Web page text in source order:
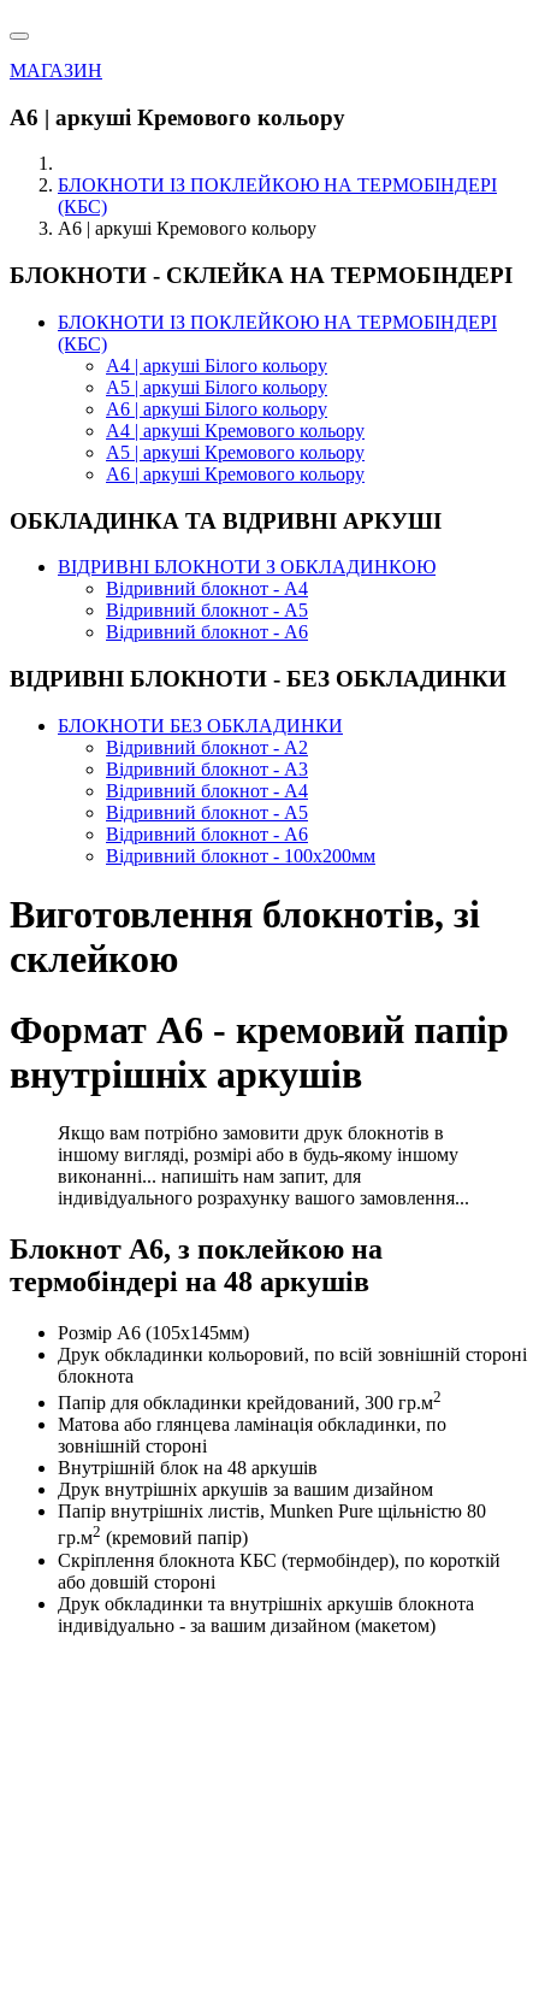
МАГАЗИН
А6 | аркуші Кремового кольору
БЛОКНОТИ ІЗ ПОКЛЕЙКОЮ НА ТЕРМОБІНДЕРІ
(КБС)
А6 | аркуші Кремового кольору
БЛОКНОТИ - СКЛЕЙКА НА ТЕРМОБІНДЕРІ
БЛОКНОТИ ІЗ ПОКЛЕЙКОЮ НА ТЕРМОБІНДЕРІ
(КБС)
А4 | аркуші Білого кольору
А5 | аркуші Білого кольору
А6 | аркуші Білого кольору
А4 | аркуші Кремового кольору
А5 | аркуші Кремового кольору
А6 | аркуші Кремового кольору
ОБКЛАДИНКА ТА ВІДРИВНІ АРКУШІ
ВІДРИВНІ БЛОКНОТИ З ОБКЛАДИНКОЮ
Відривний блокнот - А4
Відривний блокнот - А5
Відривний блокнот - А6
ВІДРИВНІ БЛОКНОТИ - БЕЗ ОБКЛАДИНКИ
БЛОКНОТИ БЕЗ ОБКЛАДИНКИ
Відривний блокнот - А2
Відривний блокнот - А3
Відривний блокнот - А4
Відривний блокнот - А5
Відривний блокнот - А6
Відривний блокнот - 100х200мм
Виготовлення блокнотів, зі
склейкою
Формат А6 - кремовий папір
внутрішніх аркушів
Якщо вам потрібно замовити друк блокнотів в
іншому вигляді, розмірі або в будь-якому іншому
виконанні... напишіть нам запит, для
індивідуального розрахунку вашого замовлення...
Блокнот А6, з поклейкою на
термобіндері на 48 аркушів
Розмір А6 (105х145мм)
Друк обкладинки кольоровий, по всій зовнішній стороні
блокнота
Папір для обкладинки крейдований, 300 гр.м2
Матова або глянцева ламінація обкладинки, по
зовнішній стороні
Внутрішній блок на 48 аркушів
Друк внутрішніх аркушів за вашим дизайном
Папір внутрішніх листів, Munken Pure щільністю 80
гр.м2 (кремовий папір)
Скріплення блокнота КБС (термобіндер), по короткій
або довшій стороні
Друк обкладинки та внутрішніх аркушів блокнота
індивідуально - за вашим дизайном (макетом)